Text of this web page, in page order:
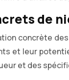
de
concrète
et leur
et des